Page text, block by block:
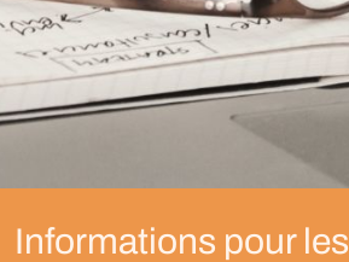
Informations pour les